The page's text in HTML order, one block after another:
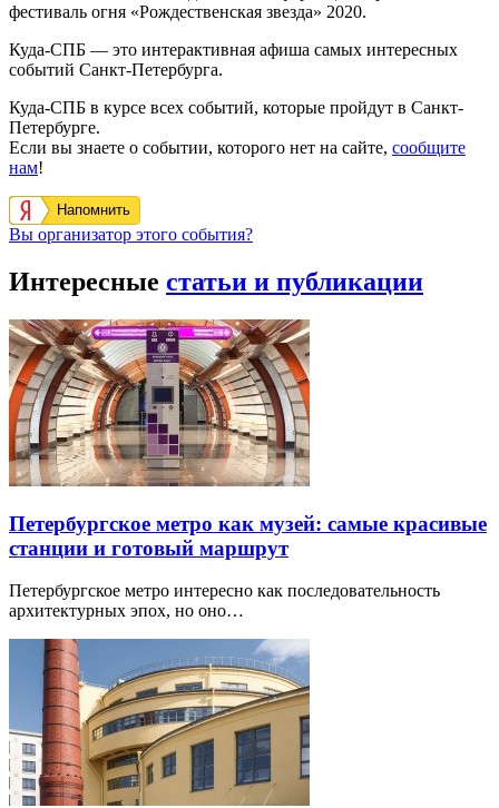
фестиваль огня «Рождественская звезда» 2020.
Куда-СПБ — это интерактивная афиша самых интересных
событий Санкт-Петербурга.
Куда-СПБ в курсе всех событий, которые пройдут в Санкт-
Петербурге.
Если вы знаете о событии, которого нет на сайте, сообщите
нам!
Напомнить
Вы организатор этого события?
Интересные статьи и публикации
Петербургское метро как музей: самые красивые
станции и готовый маршрут
Петербургское метро интересно как последовательность
архитектурных эпох, но оно…